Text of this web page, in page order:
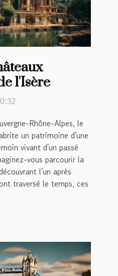
l'Isère
Rhône-Alpes, le
un patrimoine d'une
vivant d'un passé
vous parcourir la
l'un après
traversé le temps, ces